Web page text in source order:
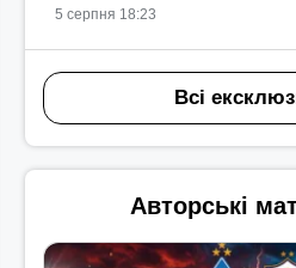
5 серпня 18:23
Всі
Авторські